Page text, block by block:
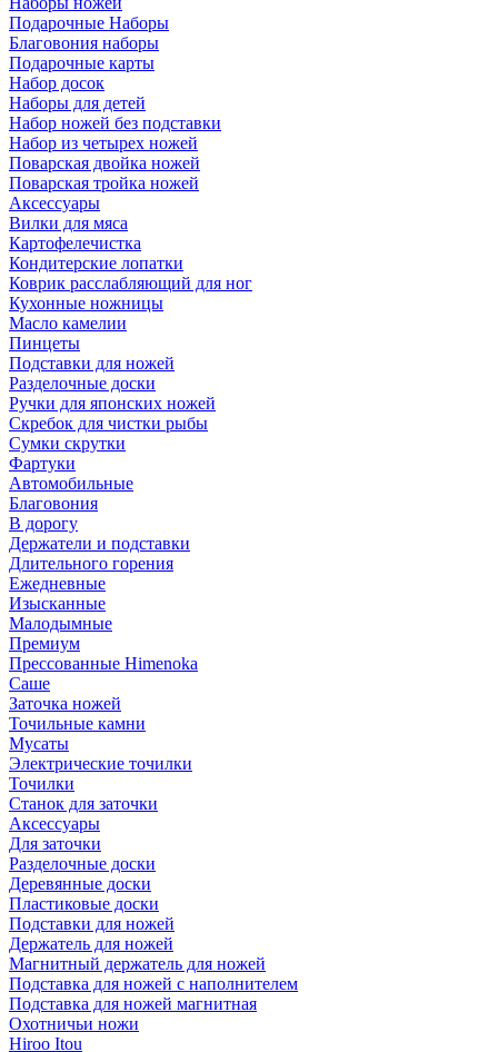
Подарочные Наборы
Благовония наборы
Подарочные карты
Набор досок
Наборы для детей
Набор ножей без подставки
Набор из четырех ножей
Поварская двойка ножей
Поварская тройка ножей
Аксессуары
Вилки для мяса
Картофелечистка
Кондитерские лопатки
Коврик расслабляющий для ног
Кухонные ножницы
Масло камелии
Пинцеты
Подставки для ножей
Разделочные доски
Ручки для японских ножей
Скребок для чистки рыбы
Сумки скрутки
Фартуки
Автомобильные
Благовония
В дорогу
Держатели и подставки
Длительного горения
Ежедневные
Изысканные
Малодымные
Премиум
Прессованные Himenoka
Саше
Заточка ножей
Точильные камни
Мусаты
Электрические точилки
Точилки
Станок для заточки
Аксессуары
Для заточки
Разделочные доски
Деревянные доски
Пластиковые доски
Подставки для ножей
Держатель для ножей
Магнитный держатель для ножей
Подставка для ножей с наполнителем
Подставка для ножей магнитная
Охотничьи ножи
Hiroo Itou